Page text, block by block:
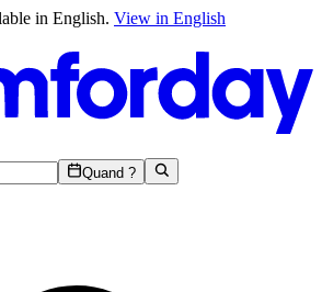
in English. View in English
Quand ?